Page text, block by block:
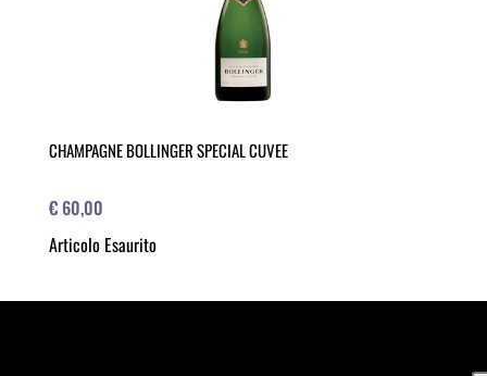
CHAMPAGNE BOLLINGER SPECIAL CUVEE
€ 60,00
Articolo Esaurito